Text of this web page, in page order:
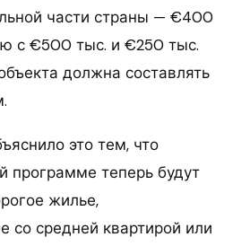
части страны — €400
с €500 тыс. и €250 тыс.
должна составлять
это тем, что
программе теперь будут
жилье,
со средней квартирой или